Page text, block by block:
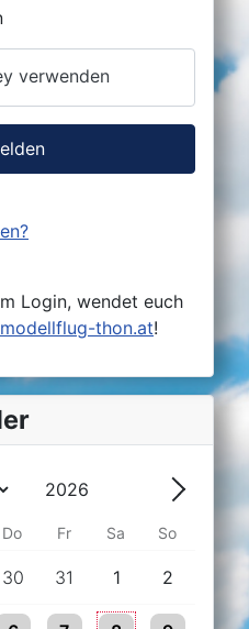
Jahr
Weiter -
Do Fr Sa So
30 31 1 2
event
One eventOne eventOne event
verwenden
Login, wendet euch
thon.at!